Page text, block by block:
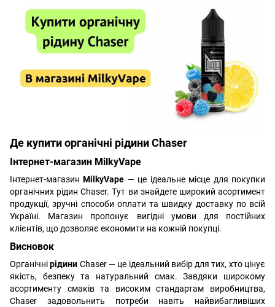
Де купити органічні рідини Chaser
Інтернет-магазин MilkyVape
Інтернет-магазинMilkyVape — це ідеальне місце для покупки
органічних рідин Chaser. Тут ви знайдете широкий асортимент
продукції, зручні способи оплати та швидку доставку по всій
Україні. Магазин пропонує вигідні умови для постійних
клієнтів, що дозволяє економити на кожній покупці.
Висновок
Органічнірідини Chaser — це ідеальний вибір для тих, хто цінує
якість, безпеку та натуральний смак. Завдяки широкому
асортименту смаків та високим стандартам виробництва,
Chaser задовольнить потреби навіть найвибагливіших